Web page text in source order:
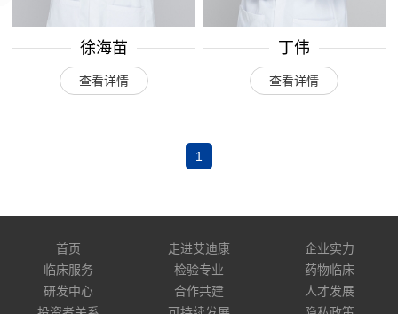
徐海苗
查看详情
丁伟
查看详情
1
首页 走进艾迪康
企业实力
临床服务
检验专业
药物临床
研发中心
合作共建
人才发展